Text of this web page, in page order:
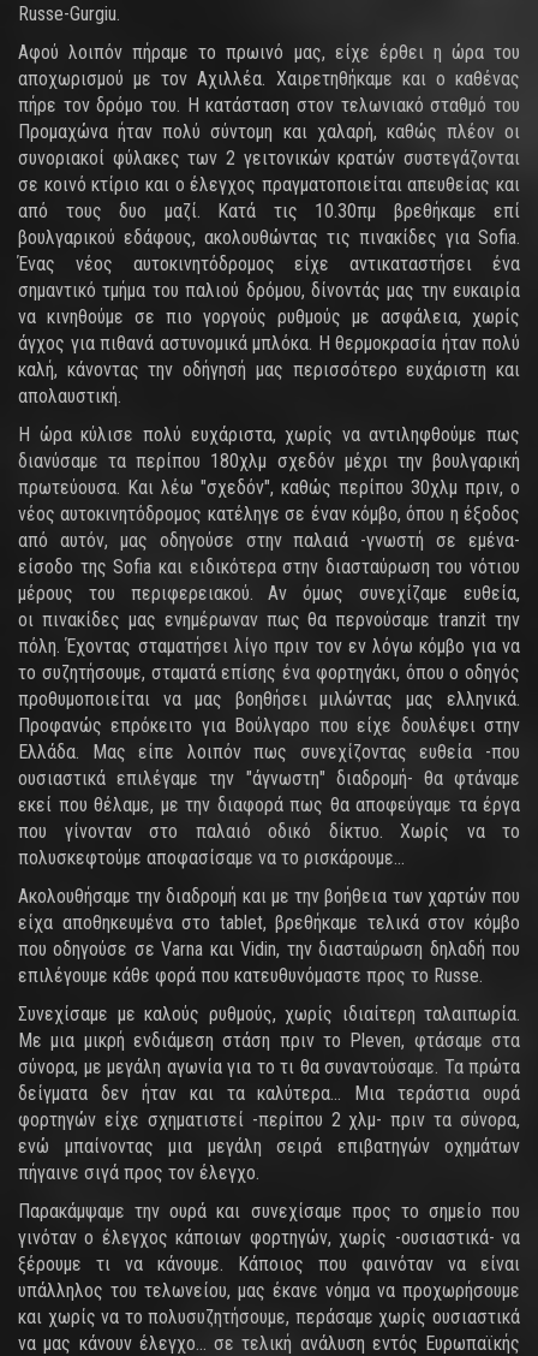
Russe-Gurgiu.
Αφού λοιπόν πήραμε το πρωινό μας, είχε έρθει η ώρα του
αποχωρισμού με τον Αχιλλέα. Χαιρετηθήκαμε και ο καθένας
πήρε τον δρόμο του. Η κατάσταση στον τελωνιακό σταθμό του
Προμαχώνα ήταν πολύ σύντομη και χαλαρή, καθώς πλέον οι
συνοριακοί φύλακες των 2 γειτονικών κρατών συστεγάζονται
σε κοινό κτίριο και ο έλεγχος πραγματοποιείται απευθείας και
από τους δυο μαζί. Κατά τις 10.30πμ βρεθήκαμε επί
βουλγαρικού εδάφους, ακολουθώντας τις πινακίδες για Sofia.
Ένας νέος αυτοκινητόδρομος είχε αντικαταστήσει ένα
σημαντικό τμήμα του παλιού δρόμου, δίνοντάς μας την ευκαιρία
να κινηθούμε σε πιο γοργούς ρυθμούς με ασφάλεια, χωρίς
άγχος για πιθανά αστυνομικά μπλόκα. Η θερμοκρασία ήταν πολύ
καλή, κάνοντας την οδήγησή μας περισσότερο ευχάριστη και
απολαυστική.
Η ώρα κύλισε πολύ ευχάριστα, χωρίς να αντιληφθούμε πως
διανύσαμε τα περίπου 180χλμ σχεδόν μέχρι την βουλγαρική
πρωτεύουσα. Και λέω "σχεδόν", καθώς περίπου 30χλμ πριν, ο
νέος αυτοκινητόδρομος κατέληγε σε έναν κόμβο, όπου η έξοδος
από αυτόν, μας οδηγούσε στην παλαιά -γνωστή σε εμένα-
είσοδο της Sofia και ειδικότερα στην διασταύρωση του νότιου
μέρους του περιφερειακού. Αν όμως συνεχίζαμε ευθεία,
οι πινακίδες μας ενημέρωναν πως θα περνούσαμε tranzit την
πόλη. Έχοντας σταματήσει λίγο πριν τον εν λόγω κόμβο για να
το συζητήσουμε, σταματά επίσης ένα φορτηγάκι, όπου ο οδηγός
προθυμοποιείται να μας βοηθήσει μιλώντας μας ελληνικά.
Προφανώς επρόκειτο για Βούλγαρο που είχε δουλέψει στην
Ελλάδα. Μας είπε λοιπόν πως συνεχίζοντας ευθεία -που
ουσιαστικά επιλέγαμε την "άγνωστη" διαδρομή- θα φτάναμε
εκεί που θέλαμε, με την διαφορά πως θα αποφεύγαμε τα έργα
που γίνονταν στο παλαιό οδικό δίκτυο. Χωρίς να το
πολυσκεφτούμε αποφασίσαμε να το ρισκάρουμε...
Ακολουθήσαμε την διαδρομή και με την βοήθεια των χαρτών που
είχα αποθηκευμένα στο tablet, βρεθήκαμε τελικά στον κόμβο
που οδηγούσε σε Varna και Vidin, την διασταύρωση δηλαδή που
επιλέγουμε κάθε φορά που κατευθυνόμαστε προς το Russe.
Συνεχίσαμε με καλούς ρυθμούς, χωρίς ιδιαίτερη ταλαιπωρία.
Με μια μικρή ενδιάμεση στάση πριν το Pleven, φτάσαμε στα
σύνορα, με μεγάλη αγωνία για το τι θα συναντούσαμε. Τα πρώτα
δείγματα δεν ήταν και τα καλύτερα... Μια τεράστια ουρά
φορτηγών είχε σχηματιστεί -περίπου 2 χλμ- πριν τα σύνορα,
ενώ μπαίνοντας μια μεγάλη σειρά επιβατηγών οχημάτων
πήγαινε σιγά προς τον έλεγχο.
Παρακάμψαμε την ουρά και συνεχίσαμε προς το σημείο που
γινόταν ο έλεγχος κάποιων φορτηγών, χωρίς -ουσιαστικά- να
ξέρουμε τι να κάνουμε. Κάποιος που φαινόταν να είναι
υπάλληλος του τελωνείου, μας έκανε νόημα να προχωρήσουμε
και χωρίς να το πολυσυζητήσουμε, περάσαμε χωρίς ουσιαστικά
να μας κάνουν έλεγχο... σε τελική ανάλυση εντός Ευρωπαϊκής